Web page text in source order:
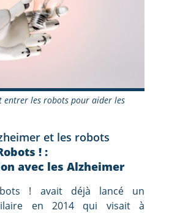
entrer les robots pour aider les
et les robots
! :
avec les Alzheimer
! avait déjà lancé un
en 2014 qui visait à